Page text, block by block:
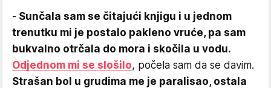
- Sunčala sam se čitajući knjigu i u jednom
trenutku mi je postalo pakleno vruće, pa sam
bukvalno otrčala do mora i skočila u vodu.
Odjednom mi se slošilo, počela sam da se davim.
Strašan bol u grudima me je paralisao, ostala